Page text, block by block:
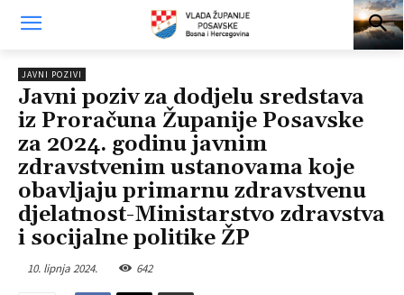
JAVNI POZIVI
Javni poziv za dodjelu sredstava
iz Proračuna Županije Posavske
za 2024. godinu javnim
zdravstvenim ustanovama koje
obavljaju primarnu zdravstvenu
djelatnost-Ministarstvo zdravstva
i socijalne politike ŽP
10. lipnja 2024. 642